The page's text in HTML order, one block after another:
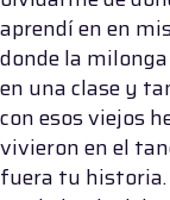
aprendí en en
donde la
en una clase y
con esos viejos
vivieron en el
fuera tu historia.